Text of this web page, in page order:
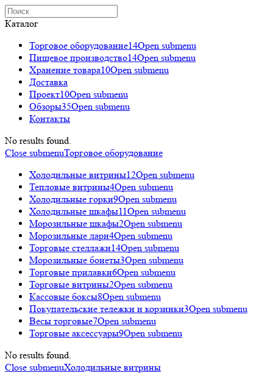
Каталог
Торговое оборудованиe14Open submenu
Пищевое производство14Open submenu
Хранение товара10Open submenu
Доставка
Проект10Open submenu
Обзоры35Open submenu
Контакты
No results found.
Close submenuТорговое оборудованиe
Холодильные витрины12Open submenu
Тепловые витрины4Open submenu
Холодильные горки9Open submenu
Холодильные шкафы11Open submenu
Морозильные шкафы2Open submenu
Морозильные лари4Open submenu
Торговые стеллажи14Open submenu
Морозильные бонеты3Open submenu
Торговые прилавки6Open submenu
Торговые витрины2Open submenu
Кассовые боксы8Open submenu
Покупательские тележки и корзинки3Open submenu
Весы торговые7Open submenu
Торговые аксессуары9Open submenu
No results found.
Close submenuХолодильные витрины